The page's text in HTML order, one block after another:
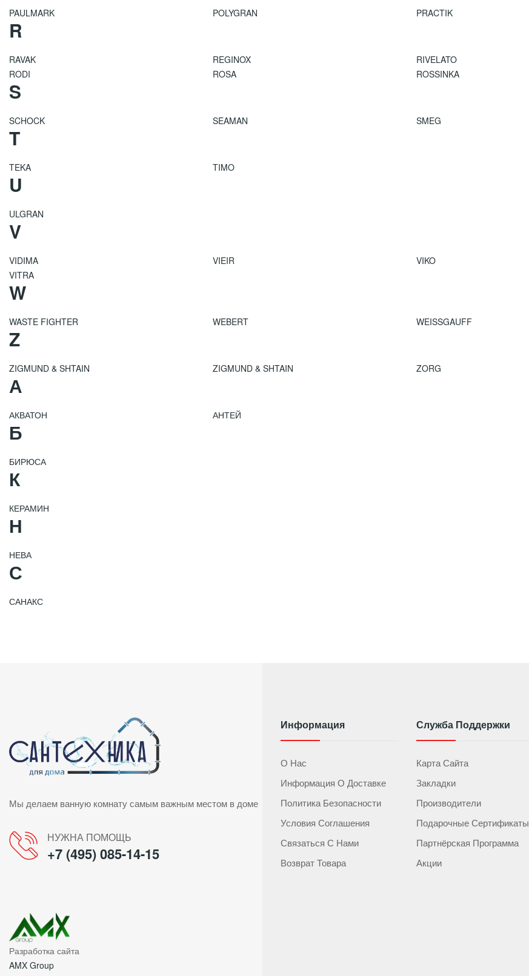
PAULMARK POLYGRAN PRACTIK
R
RAVAK REGINOX RIVELATO
RODI
ROSA ROSSINKA
S
SCHOCK SEAMAN SMEG
T
TEKA TIMO
U
ULGRAN
V
VIDIMA VIEIR VIKO
VITRA
W
WASTE FIGHTER WEBERT WEISSGAUFF
Z
ZIGMUND & SHTAIN ZIGMUND & SHTAIN ZORG
А
АКВАТОН АНТЕЙ
Б
БИРЮСА
К
КЕРАМИН
Н
НЕВА
С
САНАКС
Мы делаем ванную комнату самым важным местом в доме
НУЖНА ПОМОЩЬ
+7 (495) 085-14-15
Информация
О Нас
Информация О Доставке
Политика Безопасности
Условия Соглашения
Связаться С Нами
Возврат Товара
Служба Поддержки
Карта Сайта
Закладки
Производители
Подарочные Сертификаты
Партнёрская Программа
Акции
Разработка сайта
AMX Group